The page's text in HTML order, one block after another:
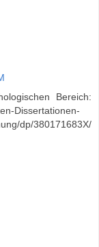
Bereich:
Dissertationen-
dp/380171683X/